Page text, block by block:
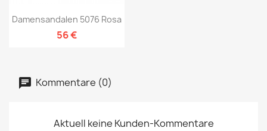
Damensandalen 5076 Rosa
56 €
Kommentare (0)
Aktuell keine Kunden-Kommentare